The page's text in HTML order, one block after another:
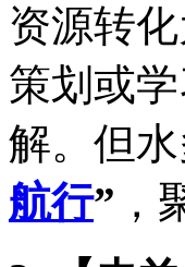
资源转
策划或
解。但
航行” ，